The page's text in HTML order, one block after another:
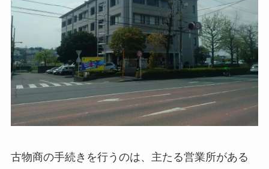
古物商の手続きを行うのは、主たる営業所がある